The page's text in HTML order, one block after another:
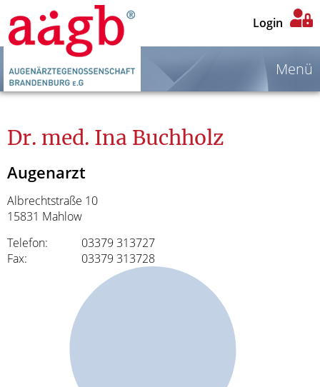
Login
Menü
Dr. med. Ina Buchholz
Augenarzt
Albrechtstraße 10
15831 Mahlow
Telefon:
03379 313727
Fax:
03379 313728